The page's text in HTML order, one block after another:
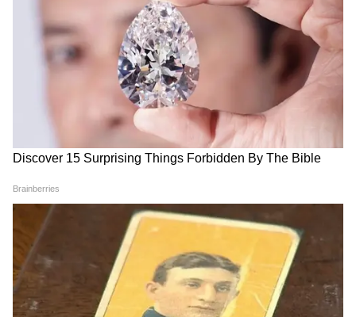
রক্তচাপ নিয়ন্ত্রণে রাখে
মাছের ডিমে ওমেগা-৩ ফ্যাটি অ্যাসিড ও পটাশিয়াম
ভরপুর থাকে। এই দুটি উপাদান উচ্চ রক্তচাপ
নিয়ন্ত্রণে সাহায্য করে। এছাড়া, এটি রক্ত জমাট
বাঁধা আটকাতে এবং শরীরের অ্যালার্জি কমাতেও
বেশ কার্যকর।